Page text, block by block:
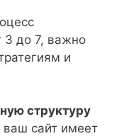
3 до 7, важно
и
структуру
ваш сайт имеет